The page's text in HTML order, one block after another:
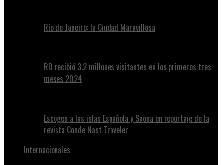
Río de Janeiro: la Ciudad Maravillosa
RD recibió 3.2 millones visitantes en los primeros tres
meses 2024
Escogen a las islas Española y Saona en reportaje de la
revista Conde Nast Traveler
Internacionales